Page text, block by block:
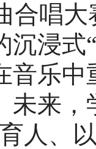
合唱
沉浸式
音乐
未来，
人、